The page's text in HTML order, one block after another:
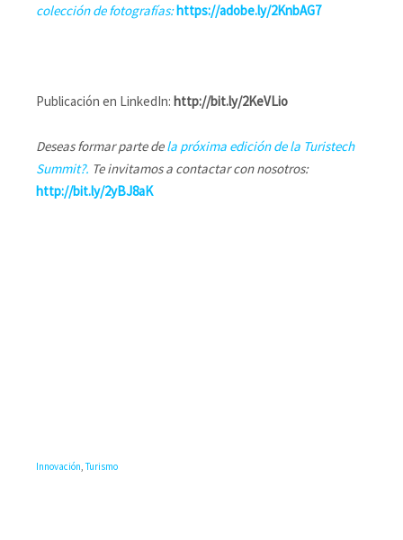
colección de fotografías:https://adobe.ly/2KnbAG7
Publicación en LinkedIn: http://bit.ly/2KeVLio
Deseas formar parte de la próxima edición de la Turistech
Summit?. Te invitamos a contactar con nosotros:
http://bit.ly/2yBJ8aK
Innovación,Turismo